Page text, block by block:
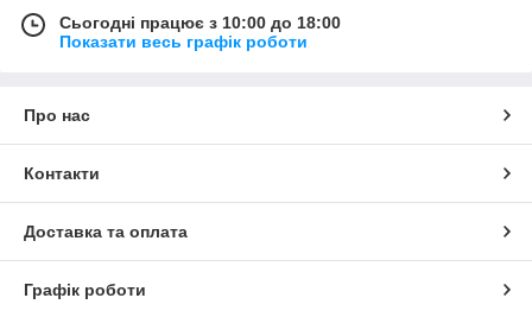
Сьогодні працює з 10:00 до 18:00
Показати весь графік роботи
Про нас
Контакти
Доставка та оплата
Графік роботи